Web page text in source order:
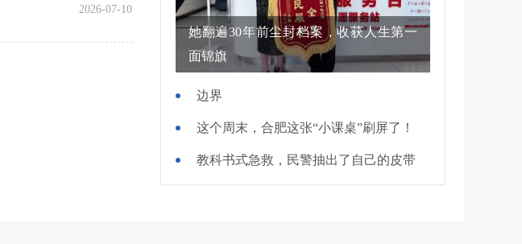
2026-07-10
她翻遍30年前尘封档案，收获人生第一
面锦旗
边界
这个周末，合肥这张“小课桌”刷屏了！
教科书式急救，民警抽出了自己的皮带